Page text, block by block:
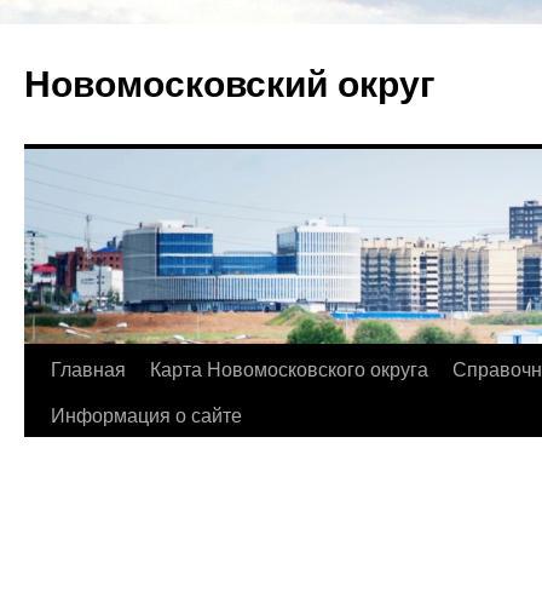
Новомосковский округ
Главная Карта Новомосковского округа
Информация о сайте